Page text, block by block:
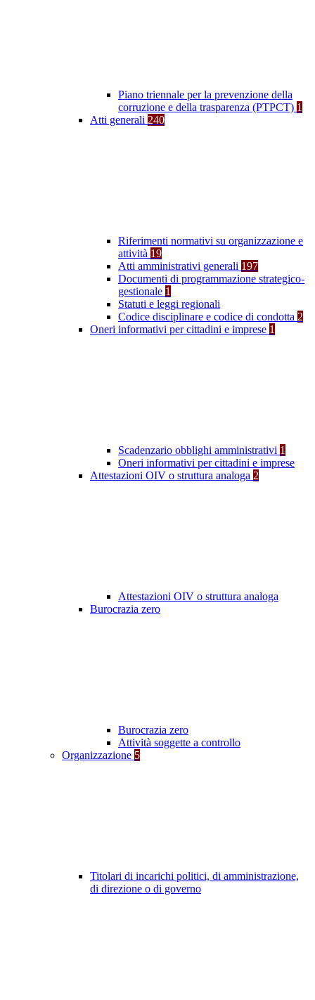
Piano triennale per la prevenzione della
corruzione e della trasparenza (PTPCT) 1
Atti generali 240
Riferimenti normativi su organizzazione e
attività 19
Atti amministrativi generali 197
Documenti di programmazione strategico-
gestionale 1
Statuti e leggi regionali
Codice disciplinare e codice di condotta 2
Oneri informativi per cittadini e imprese 1
Scadenzario obblighi amministrativi 1
Oneri informativi per cittadini e imprese
Attestazioni OIV o struttura analoga 2
Attestazioni OIV o struttura analoga
Burocrazia zero
Burocrazia zero
Attività soggette a controllo
Organizzazione 5
Titolari di incarichi politici, di amministrazione,
di direzione o di governo